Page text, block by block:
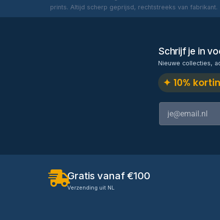
prints. Altijd scherp geprijsd, rechtstreeks van fabrikant.
Schrijf je in
Nieuwe collecties,
✦ 10%
Gratis vanaf €100
Verzending uit NL